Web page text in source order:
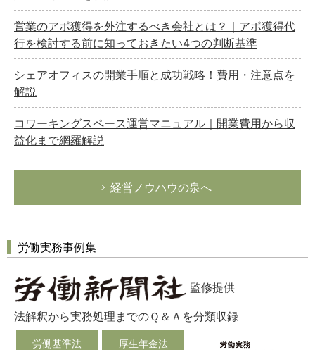
営業のアポ獲得を外注するべき会社とは？｜アポ獲得代
行を検討する前に知っておきたい4つの判断基準
シェアオフィスの開業手順と成功戦略！費用・注意点を
解説
コワーキングスペース運営マニュアル｜開業費用から収
益化まで網羅解説
経営ノウハウの泉へ
労働実務事例集
監修提供
法解釈から実務処理までのＱ＆Ａを分類収録
労働基準法 厚生年金法